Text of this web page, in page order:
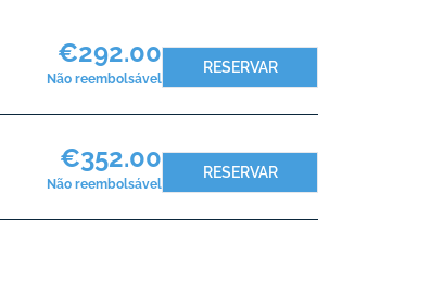
€292.00
Não reembolsável
RESERVAR
€352.00
Não reembolsável
RESERVAR